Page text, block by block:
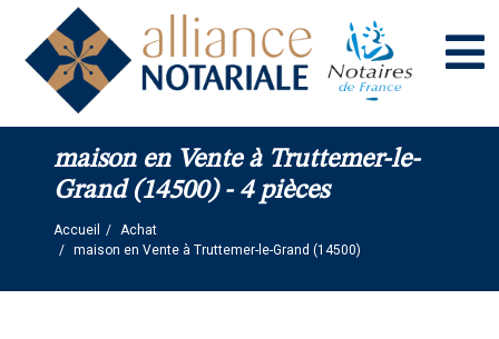
maison en Vente à Truttemer-le-
Grand (14500) - 4 pièces
Accueil
Achat
maison en Vente à Truttemer-le-Grand (14500)
Panneau de gestion des cookies